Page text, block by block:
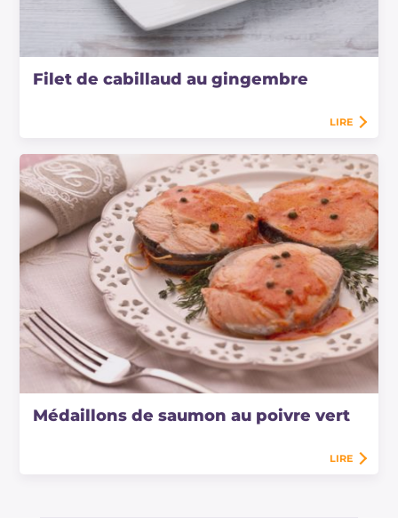
Filet de cabillaud au gingembre
LIRE
Médaillons de saumon au poivre vert
LIRE